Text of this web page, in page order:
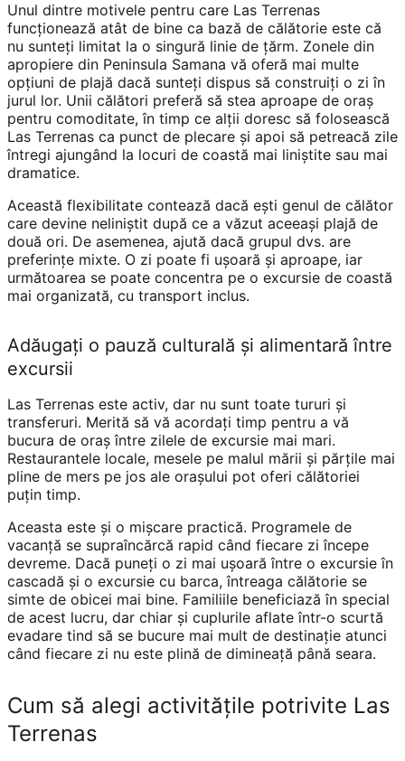
Unul dintre motivele pentru care Las Terrenas
funcționează atât de bine ca bază de călătorie este că
nu sunteți limitat la o singură linie de țărm. Zonele din
apropiere din Peninsula Samana vă oferă mai multe
opțiuni de plajă dacă sunteți dispus să construiți o zi în
jurul lor. Unii călători preferă să stea aproape de oraș
pentru comoditate, în timp ce alții doresc să folosească
Las Terrenas ca punct de plecare și apoi să petreacă zile
întregi ajungând la locuri de coastă mai liniștite sau mai
dramatice.
Această flexibilitate contează dacă ești genul de călător
care devine neliniștit după ce a văzut aceeași plajă de
două ori. De asemenea, ajută dacă grupul dvs. are
preferințe mixte. O zi poate fi ușoară și aproape, iar
următoarea se poate concentra pe o excursie de coastă
mai organizată, cu transport inclus.
Adăugați o pauză culturală și alimentară între
excursii
Las Terrenas este activ, dar nu sunt toate tururi și
transferuri. Merită să vă acordați timp pentru a vă
bucura de oraș între zilele de excursie mai mari.
Restaurantele locale, mesele pe malul mării și părțile mai
pline de mers pe jos ale orașului pot oferi călătoriei
puțin timp.
Aceasta este și o mișcare practică. Programele de
vacanță se supraîncărcă rapid când fiecare zi începe
devreme. Dacă puneți o zi mai ușoară între o excursie în
cascadă și o excursie cu barca, întreaga călătorie se
simte de obicei mai bine. Familiile beneficiază în special
de acest lucru, dar chiar și cuplurile aflate într-o scurtă
evadare tind să se bucure mai mult de destinație atunci
când fiecare zi nu este plină de dimineață până seara.
Cum să alegi activitățile potrivite Las
Terrenas